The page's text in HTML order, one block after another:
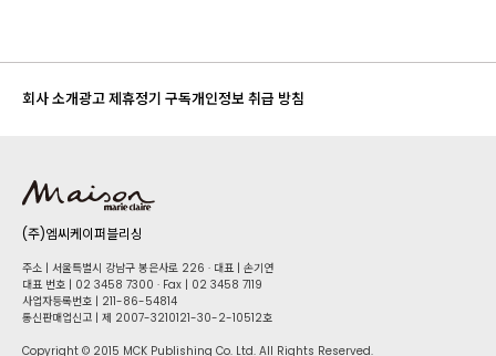
회사 소개광고 제휴정기 구독개인정보 취급 방침
(주)엠씨케이퍼블리싱
주소 | 서울특별시 강남구 봉은사로 226 · 대표 | 손기연
대표 번호 | 02 34​58 7300 · Fax | 02 34​58 7119
사업자등록번호 | 211-86-5​4814
통신판매업신고 | 제 2007-3210121-30-2-10512호
Copyright © 2015 MCK Publishing Co. Ltd. All Rights Reserved.